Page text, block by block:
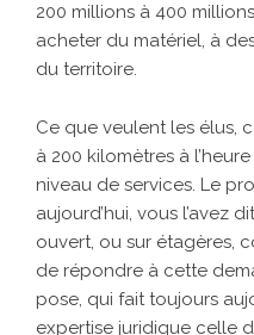
200 millions à 400
acheter du matériel, à
du territoire.
Ce que veulent les élus,
à 200 kilomètres à
niveau de services. Le
aujourd’hui, vous l’avez
ouvert, ou sur étagères,
de répondre à cette
pose, qui fait toujours
expertise juridique celle